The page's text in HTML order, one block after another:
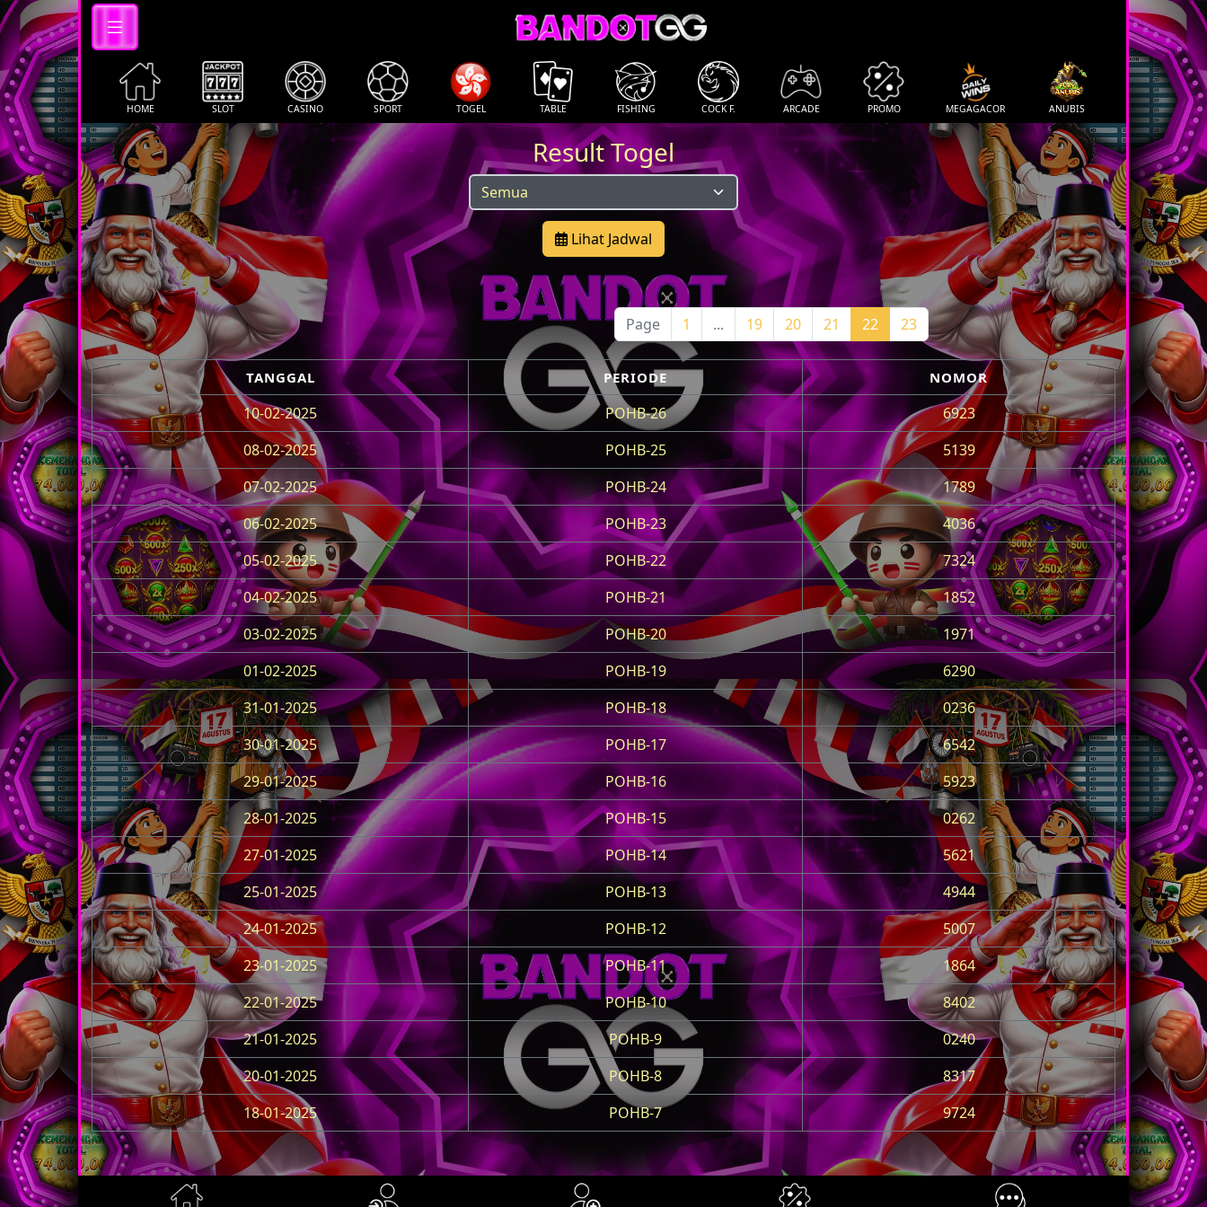
HOME SLOT CASINO SPORT TOGEL TABLE FISHING COCK F. ARCADE PROMO MEGAGACOR ANUBIS
Result Togel
Lihat Jadwal
Page 1 ... 19 20 21 22 23
TANGGAL PERIODE NOMOR
10-02-2025 POHB-26
6923
08-02-2025
POHB-25
5139
07-02-2025
POHB-24
1789
06-02-2025
POHB-23
4036
05-02-2025
POHB-22
7324
04-02-2025
POHB-21
1852
03-02-2025
POHB-20
1971
01-02-2025
POHB-19
6290
31-01-2025
POHB-18
0236
30-01-2025
POHB-17
6542
29-01-2025
POHB-16
5923
28-01-2025
POHB-15
0262
27-01-2025
POHB-14
5621
25-01-2025
POHB-13
4944
24-01-2025
POHB-12
5007
23-01-2025
POHB-11
1864
22-01-2025
POHB-10
8402
21-01-2025
POHB-9
0240
20-01-2025
POHB-8
8317
18-01-2025
POHB-7 9724